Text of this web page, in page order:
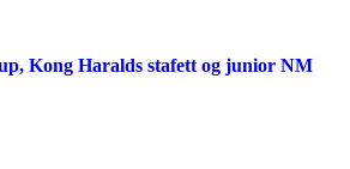
Kong Haralds stafett og junior NM